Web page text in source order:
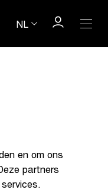
NL
en om ons
partners